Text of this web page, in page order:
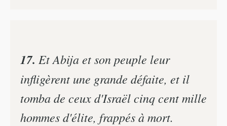
17. Et Abija et son peuple leur
infligèrent une grande défaite, et il
tomba de ceux d'Israël cinq cent mille
hommes d'élite, frappés à mort.